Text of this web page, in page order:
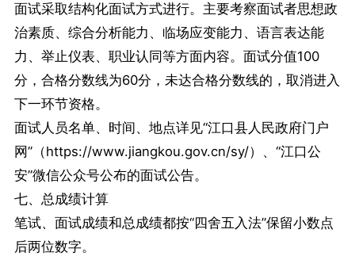
面试采取结构化面试方式进行。主要考察面试者思想政
治素质、综合分析能力、临场应变能力、语言表达能
力、举止仪表、职业认同等方面内容。面试分值100
分，合格分数线为60分，未达合格分数线的，取消进入
下一环节资格。
面试人员名单、时间、地点详见“江口县人民政府门户
网”（https://www.jiangkou.gov.cn/sy/）、“江口公
安”微信公众号公布的面试公告。
七、总成绩计算
笔试、面试成绩和总成绩都按“四舍五入法”保留小数点
后两位数字。